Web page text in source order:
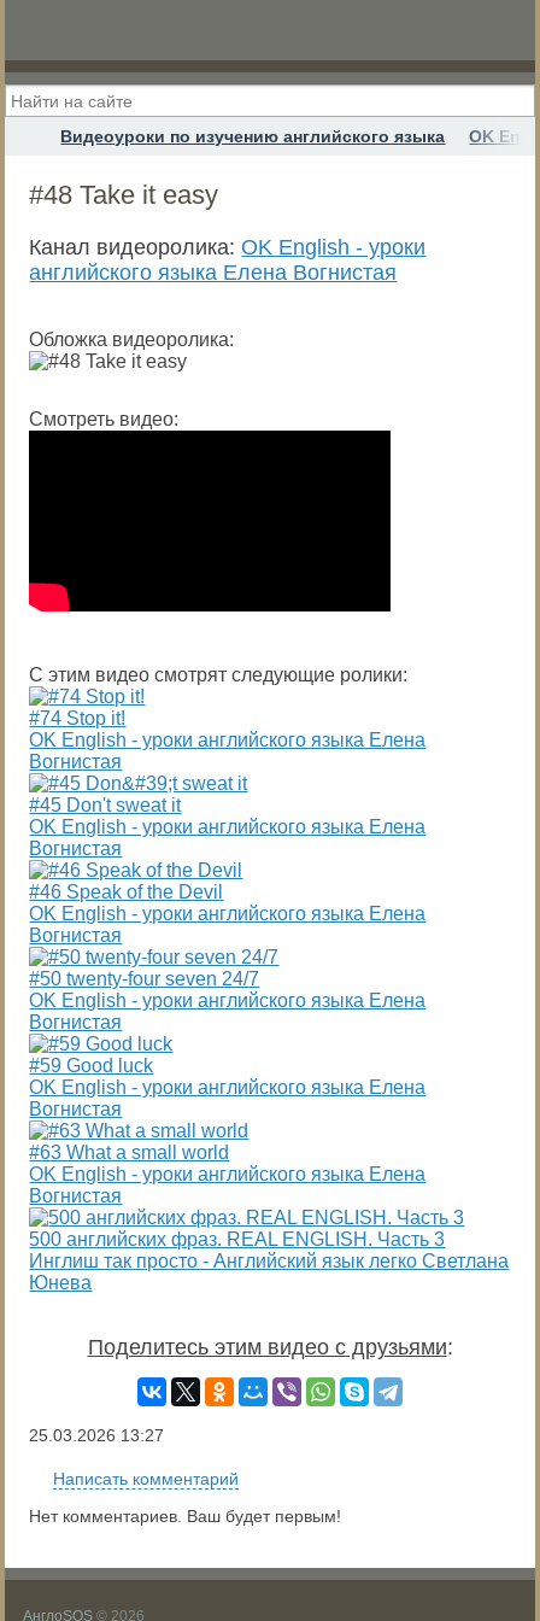
Видеоуроки по изучению английского языка OK
#48 Take it easy
Канал видеоролика: OK English - уроки
английского языка Елена Вогнистая
Обложка видеоролика:
Смотреть видео:
С этим видео смотрят следующие ролики:
#74 Stop it!
OK English - уроки английского языка Елена
Вогнистая
#45 Don't sweat it
OK English - уроки английского языка Елена
Вогнистая
#46 Speak of the Devil
OK English - уроки английского языка Елена
Вогнистая
#50 twenty-four seven 24/7
OK English - уроки английского языка Елена
Вогнистая
#59 Good luck
OK English - уроки английского языка Елена
Вогнистая
#63 What a small world
OK English - уроки английского языка Елена
Вогнистая
500 английских фраз. REAL ENGLISH. Часть 3
Инглиш так просто - Английский язык легко Светлана
Юнева
Поделитесь этим видео с друзьями:
25.03.2026 13:27
Написать комментарий
Нет комментариев. Ваш будет первым!
АнглоSOS © 2026